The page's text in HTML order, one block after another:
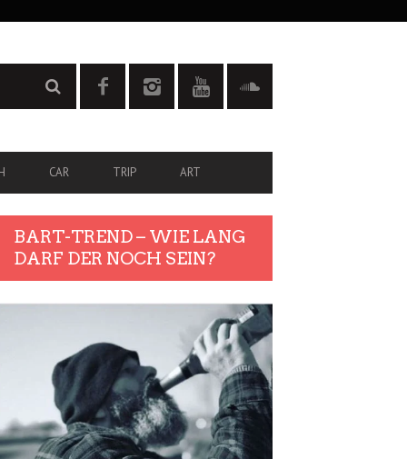
CAR TRIP ART
BART-TREND – WIE LANG
DARF DER NOCH SEIN?